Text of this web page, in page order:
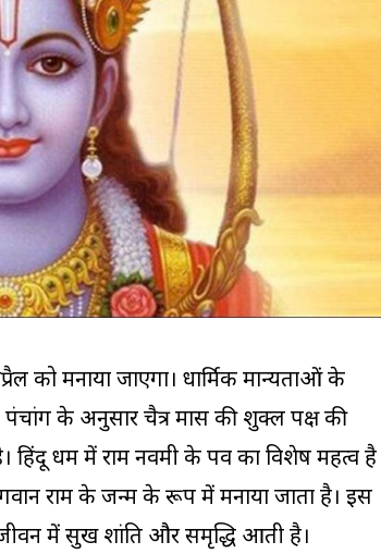
को मनाया जाएगा। धार्मिक मान्यताओं के
पंचांग के अनुसार चैत्र मास की शुक्ल पक्ष की
धर्म में राम नवमी के पर्व का विशेष महत्व
राम के जन्म के रूप में मनाया जाता है। इस
में सुख शांति और समृद्धि आती है।